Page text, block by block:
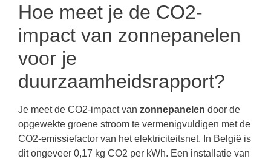
Hoe meet je de CO2-
impact van zonnepanelen
voor je
duurzaamheidsrapport?
Je meet de CO2-impact van zonnepanelen door de
opgewekte groene stroom te vermenigvuldigen met de
CO2-emissiefactor van het elektriciteitsnet. In België is
dit ongeveer 0,17 kg CO2 per kWh. Een installatie van